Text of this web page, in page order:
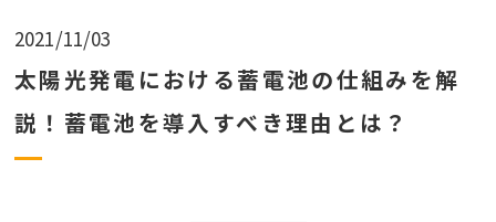
2021/11/03
太陽光発電における蓄電池の仕組みを解
説！蓄電池を導入すべき理由とは？